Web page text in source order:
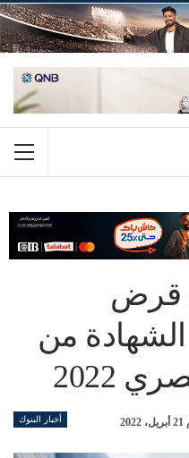
قرض
من
2022
أخبار البنوك